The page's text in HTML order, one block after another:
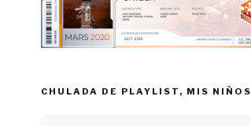
CHULADA DE PLAYLIST, MIS NIÑOS